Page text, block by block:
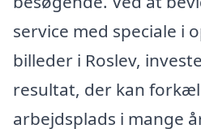
service med speciale i
billeder i Roslev,
resultat, der kan
arbejdsplads i mange